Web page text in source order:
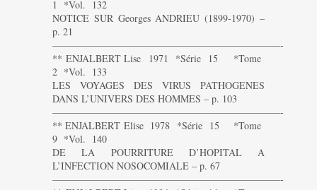
1 *Vol. 132
NOTICE SUR Georges ANDRIEU (1899-1970) –
p. 21
———————————————————————-
** ENJALBERT Lise 1971 *Série 15 *Tome
2 *Vol. 133
LES VOYAGES DES VIRUS PATHOGENES
DANS L’UNIVERS DES HOMMES – p. 103
———————————————————————-
** ENJALBERT Elise 1978 *Série 15 *Tome
9 *Vol. 140
DE LA POURRITURE D’HOPITAL A
L’INFECTION NOSOCOMIALE – p. 67
———————————————————————-